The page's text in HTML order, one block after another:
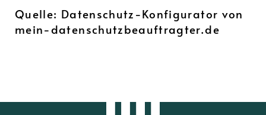
Quelle: Datenschutz-Konfigurator von
mein-datenschutzbeauftragter.de